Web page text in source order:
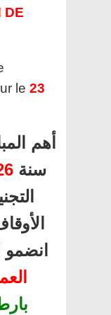
DE
le 23
أهم
سنة